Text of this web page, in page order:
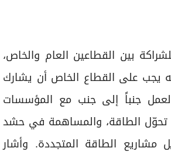
بين القطاعين العام والخاص،
يجب على القطاع الخاص أن يشارك
جنباً إلى جنب مع المؤسسات
تحوّل الطاقة، والمساهمة في حشد
مشاريع الطاقة المتجددة. وأشار